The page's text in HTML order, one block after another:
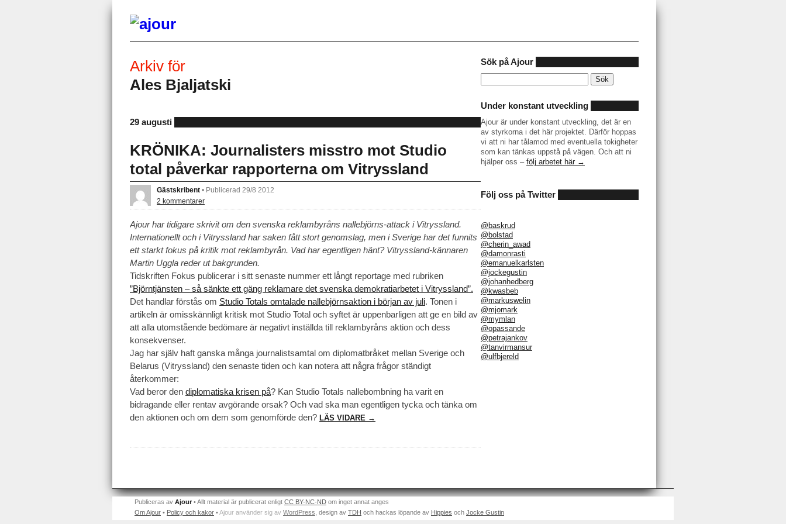
Arkiv för
Ales Bjaljatski
29 augusti
KRÖNIKA: Journalisters misstro mot Studio
total påverkar rapporterna om Vitryssland
Gästskribent • Publicerad 29/8 2012
2 kommentarer
Ajour har tidigare skrivit om den svenska reklambyråns nallebjörns-attack i Vitryssland.
Internationellt och i Vitryssland har saken fått stort genomslag, men i Sverige har det funnits
ett starkt fokus på kritik mot reklambyrån. Vad har egentligen hänt? Vitryssland-kännaren
Martin Uggla reder ut bakgrunden.
Tidskriften Fokus publicerar i sitt senaste nummer ett långt reportage med rubriken
”Björntjänsten – så sänkte ett gäng reklamare det svenska demokratiarbetet i Vitryssland”.
Det handlar förstås om Studio Totals omtalade nallebjörnsaktion i början av juli. Tonen i
artikeln är omisskännligt kritisk mot Studio Total och syftet är uppenbarligen att ge en bild av
att alla utomstående bedömare är negativt inställda till reklambyråns aktion och dess
konsekvenser.
Jag har själv haft ganska många journalistsamtal om diplomatbråket mellan Sverige och
Belarus (Vitryssland) den senaste tiden och kan notera att några frågor ständigt
återkommer:
Vad beror den diplomatiska krisen på? Kan Studio Totals nallebombning ha varit en
bidragande eller rentav avgörande orsak? Och vad ska man egentligen tycka och tänka om
den aktionen och om dem som genomförde den? LÄS VIDARE →
Sök på Ajour
efter:
Under konstant utveckling
Ajour är under konstant utveckling, det är en
av styrkorna i det här projektet. Därför hoppas
vi att ni har tålamod med eventuella tokigheter
som kan tänkas uppstå på vägen. Och att ni
hjälper oss – följ arbetet här →
Följ oss på Twitter
@baskrud
@bolstad
@cherin_awad
@damonrasti
@emanuelkarlsten
@jockegustin
@johanhedberg
@kwasbeb
@markuswelin
@mjomark
@mymlan
@opassande
@petrajankov
@tanvirmansur
@ulfbjereld
Publiceras av Ajour • Allt material är publicerat enligt CC BY-NC-ND om inget annat anges
Om Ajour • Policy och kakor •Ajour använder sig av WordPress , design av TDH och hackas löpande av Hippies och Jocke Gustin